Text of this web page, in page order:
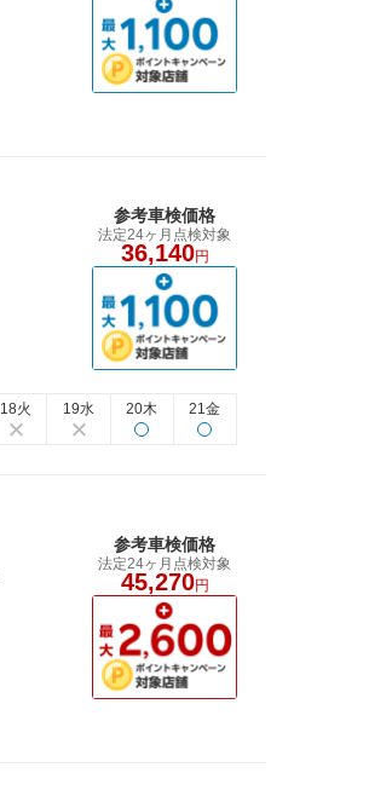
参考車検価格
法定24ヶ月点検対象
36,140円
18火 19水 20木 21金
参考車検価格
法定24ヶ月点検対象
45,270円